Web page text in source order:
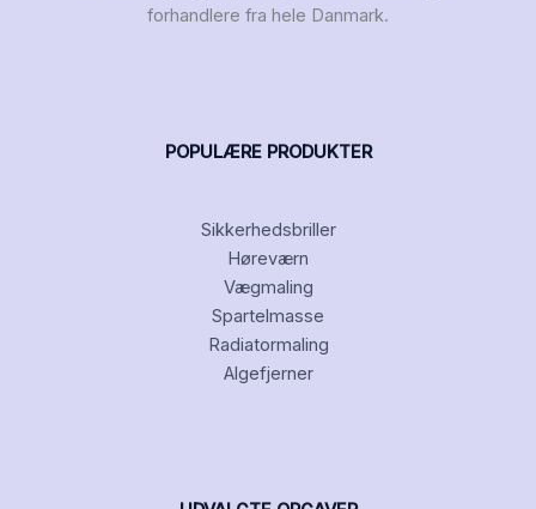
forhandlere fra hele Danmark.
POPULÆRE PRODUKTER
Sikkerhedsbriller
Høreværn
Vægmaling
Spartelmasse
Radiatormaling
Algefjerner